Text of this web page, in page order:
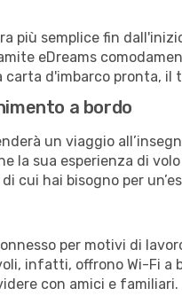
più semplice fin
eDreams
carta d'imbarco pronta,
a bordo
un viaggio
la sua esperienza di
cui hai bisogno per
per motivi di
infatti, offrono Wi-Fi
con amici e familiari.